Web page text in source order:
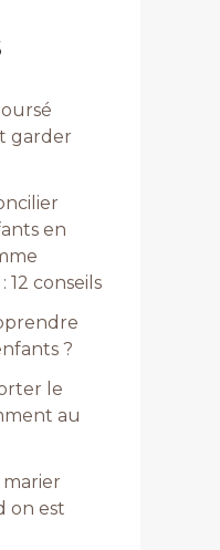
garder
en
12 conseils
?
le
au
on est